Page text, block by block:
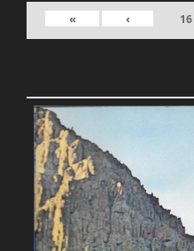
16
›
»